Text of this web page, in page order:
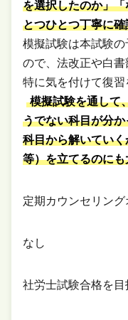
を選択したのか」
とつひとつ丁寧に
模擬試験は本試験
ので、法改正や白
特に気を付けて復習
模擬試験を通して
うでない科目が分
科目から解いてい
等）を立てるのに
定期カウンセリン
なし
社労士試験合格を